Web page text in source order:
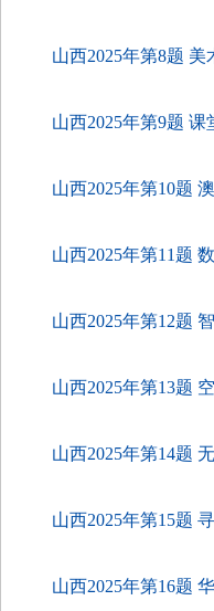
山西2025年第8题 美
山西2025年第9题 课
山西2025年第10题
山西2025年第11题
山西2025年第12题
山西2025年第13题
山西2025年第14题
山西2025年第15题
山西2025年第16题